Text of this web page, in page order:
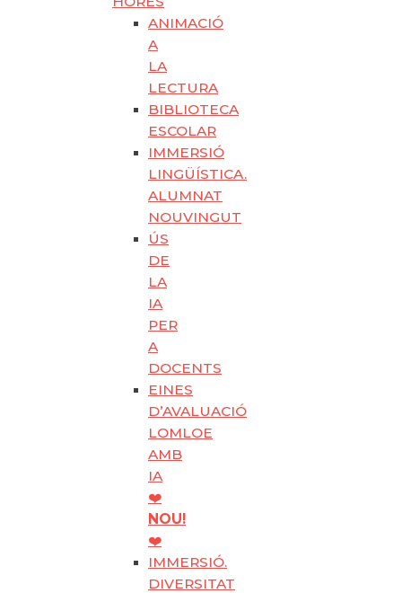
ANIMACIÓ
A
LA
LECTURA
BIBLIOTECA
ESCOLAR
IMMERSIÓ
LINGÜÍSTICA.
ALUMNAT
NOUVINGUT
ÚS
DE
LA
IA
PER
A
DOCENTS
EINES
D’AVALUACIÓ
LOMLOE
AMB
IA
❤️
NOU!
❤️
IMMERSIÓ.
DIVERSITAT